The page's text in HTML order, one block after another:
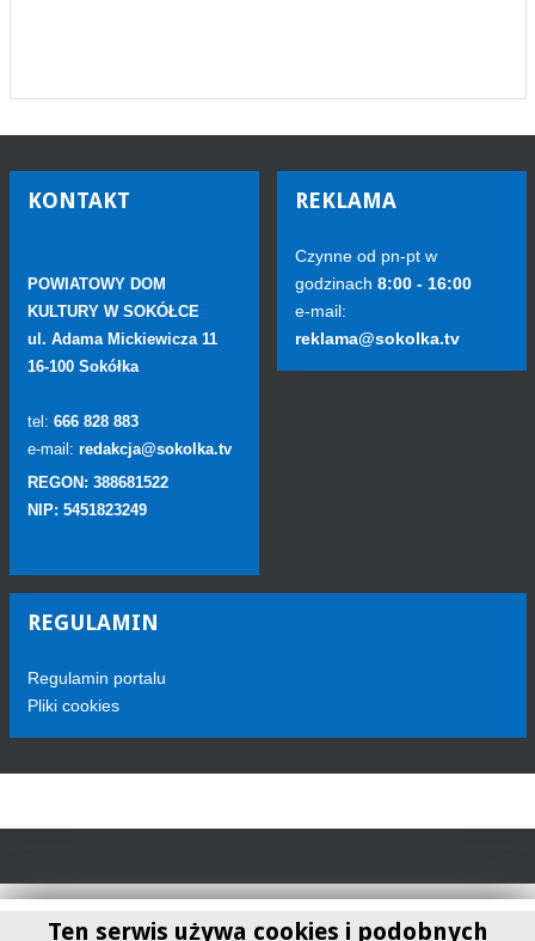
KONTAKT
POWIATOWY DOM
KULTURY W SOKÓŁCE
ul. Adama Mickiewicza 11
16-100 Sokółka
tel: 666 828 883
e-mail: redakcja@sokolka.tv
REGON: 388681522
NIP: 5451823249
REKLAMA
Czynne od pn-pt w
godzinach 8:00 - 16:00
e-mail:
reklama@sokolka.tv
REGULAMIN
Regulamin portalu
Pliki cookies
Ten serwis używa cookies i podobnych